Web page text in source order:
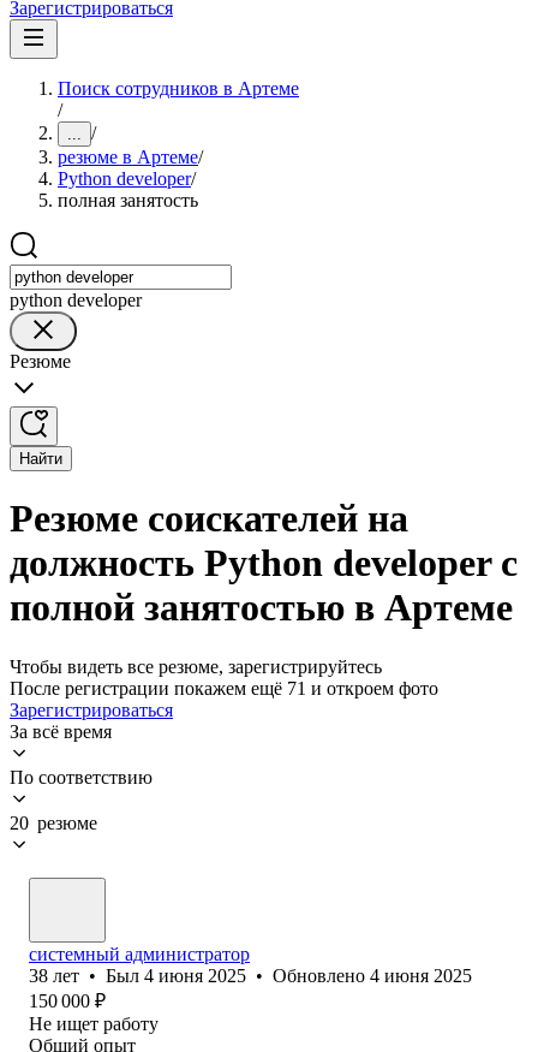
Зарегистрироваться
Поиск сотрудников в Артеме
/
... /
резюме в Артеме/
Python developer/
полная занятость
python developer
Резюме
Найти
Резюме соискателей на
должность Python developer с
полной занятостью в Артеме
Чтобы видеть все резюме, зарегистрируйтесь
После регистрации покажем ещё 71 и откроем фото
Зарегистрироваться
За всё время
По соответствию
20 резюме
системный администратор
38 лет • Был 4 июня 2025 • Обновлено 4 июня 2025
150 000 ₽
Не ищет работу
Общий опыт